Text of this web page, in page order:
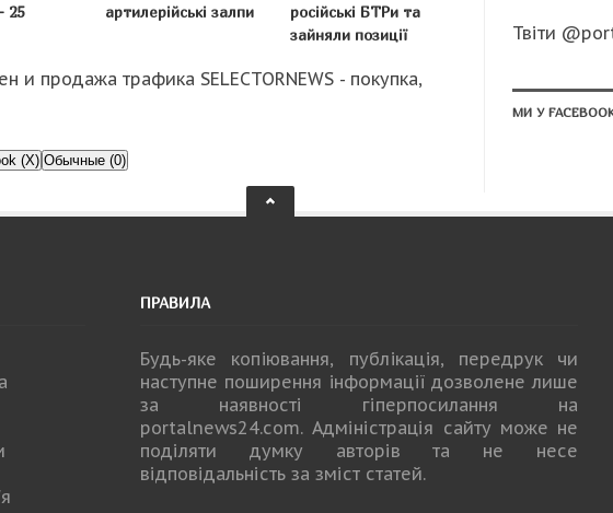
25
артилерійські залпи
російські БТРи та
зайняли позиції
и продажа трафика SELECTORNEWS - покупка,
(X) Обычные (0)
Твіти
МИ У
ПРАВИЛА
Будь-яке копiювання, публiкацiя, передрук чи
наступне поширення iнформацiї дозволене лише
за наявності гіперпосилання на
portalnews24.com. Адміністрація сайту може не
поділяти думку авторів та не несе
відповідальність за зміст статей.